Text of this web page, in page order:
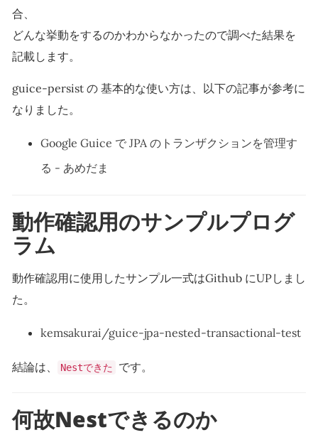
合、
どんな挙動をするのかわからなかったので調べた結果を
記載します。
guice-persist の 基本的な使い方は、以下の記事が参考に
なりました。
Google Guice で JPA のトランザクションを管理す
る - あめだま
動作確認用のサンプルプログ
ラム
動作確認用に使用したサンプル一式はGithub にUPしまし
た。
kemsakurai/guice-jpa-nested-transactional-test
結論は、 Nestできた です。
何故Nestできるのか